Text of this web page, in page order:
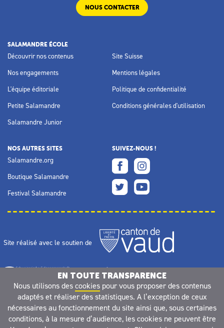
NOUS CONTACTER
SALAMANDRE ÉCOLE
Découvrir nos contenus
Nos engagements
L'équipe éditoriale
Petite Salamandre
Salamandre Junior
Site Suisse
Mentions légales
Politique de confidentialité
Conditions générales d'utilisation
NOS AUTRES SITES
Salamandre.org
Boutique Salamandre
Festival Salamandre
SUIVEZ-NOUS !
Site réalisé avec le soutien de
EN TOUTE TRANSPARENCE
Nous utilisons des cookiespour vous proposer des contenus
adaptés et réaliser des statistiques. A l’exception de ceux
nécessaires au fonctionnement du site ainsi que, sous certaines
conditions, à la mesure d’audience, les cookies ne peuvent être